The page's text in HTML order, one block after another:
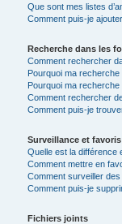
Que sont mes listes
Comment puis-je
Recherche dans les
Comment rechercher
Pourquoi ma
Pourquoi ma
Comment rechercher
Comment puis-je
Surveillance et favoris
Quelle est la différence
Comment mettre en
Comment surveiller
Comment puis-je
Fichiers joints